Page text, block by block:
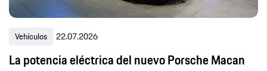
Vehículos 22.07.2026
La potencia eléctrica del nuevo Porsche Macan